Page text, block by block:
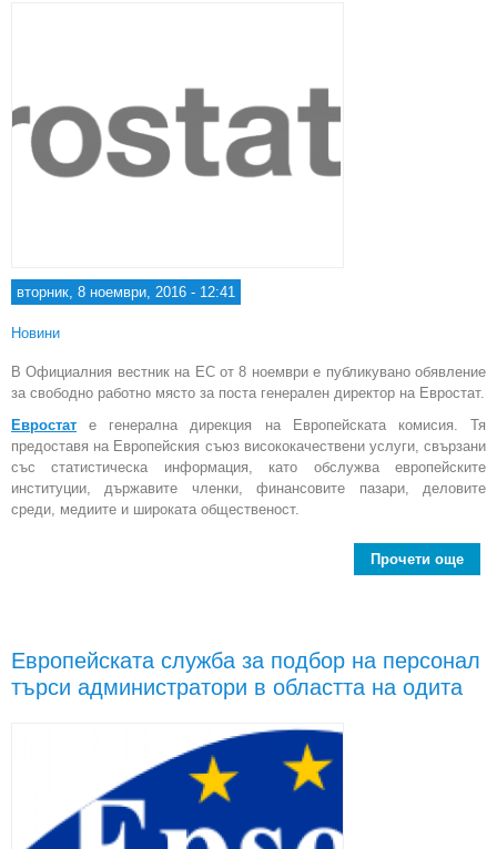
вторник, 8 ноември, 2016 - 12:41
Новини
В Официалния вестник на ЕС от 8 ноември е публикувано обявление
за свободно работно място за поста генерален директор на Евростат.
Евростат е генерална дирекция на Европейската комисия. Тя
предоставя на Европейския съюз висококачествени услуги, свързани
със статистическа информация, като обслужва европейските
институции, държавите членки, финансовите пазари, деловите
среди, медиите и широката общественост.
Прочети още
Европейската служба за подбор на персонал
търси администратори в областта на одита